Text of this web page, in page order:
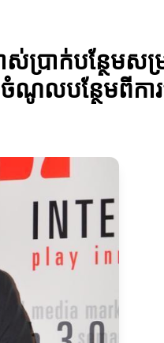
ប្រាក់បន្ថែមសម្
ណូលបន្ថែមពីកា